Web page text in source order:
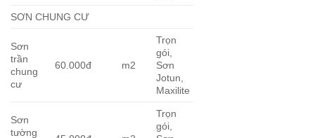
SƠN CHUNG CƯ
Sơn
trần
chung
cư
60.000đ m2
Trọn
gói,
Sơn
Jotun,
Maxilite
Sơn
tường
Trọn
gói,